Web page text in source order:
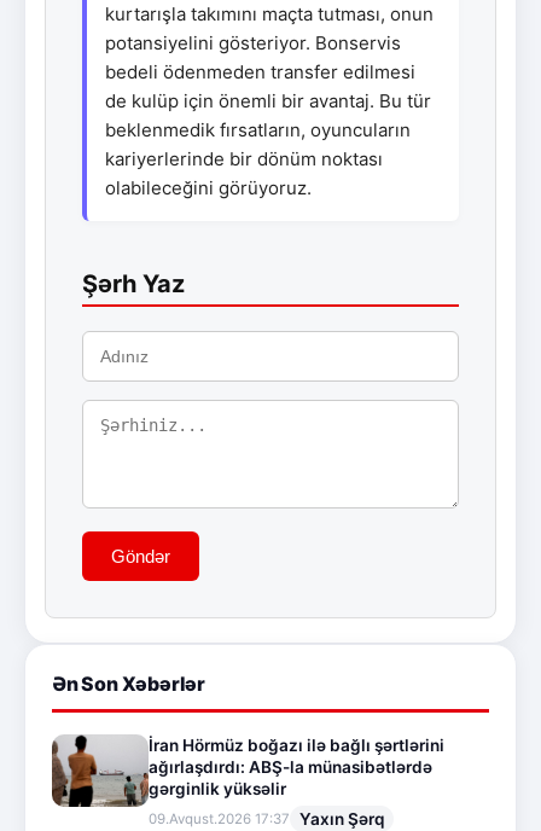
kurtarışla takımını maçta tutması, onun
potansiyelini gösteriyor. Bonservis
bedeli ödenmeden transfer edilmesi
de kulüp için önemli bir avantaj. Bu tür
beklenmedik fırsatların, oyuncuların
kariyerlerinde bir dönüm noktası
olabileceğini görüyoruz.
Şərh Yaz
Göndər
Ən Son Xəbərlər
İran Hörmüz boğazı ilə bağlı şərtlərini
ağırlaşdırdı: ABŞ-la münasibətlərdə
gərginlik yüksəlir
09.Avqust.2026 17:37 Yaxın Şərq